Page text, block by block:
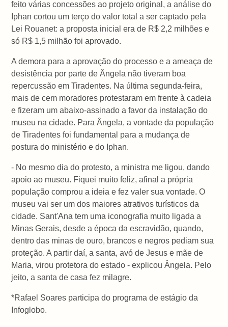
feito várias concessões ao projeto original, a análise do
Iphan cortou um terço do valor total a ser captado pela
Lei Rouanet: a proposta inicial era de R$ 2,2 milhões e
só R$ 1,5 milhão foi aprovado.
A demora para a aprovação do processo e a ameaça de
desistência por parte de Ângela não tiveram boa
repercussão em Tiradentes. Na última segunda-feira,
mais de cem moradores protestaram em frente à cadeia
e fizeram um abaixo-assinado a favor da instalação do
museu na cidade. Para Ângela, a vontade da população
de Tiradentes foi fundamental para a mudança de
postura do ministério e do Iphan.
- No mesmo dia do protesto, a ministra me ligou, dando
apoio ao museu. Fiquei muito feliz, afinal a própria
população comprou a ideia e fez valer sua vontade. O
museu vai ser um dos maiores atrativos turísticos da
cidade. Sant'Ana tem uma iconografia muito ligada a
Minas Gerais, desde a época da escravidão, quando,
dentro das minas de ouro, brancos e negros pediam sua
proteção. A partir daí, a santa, avó de Jesus e mãe de
Maria, virou protetora do estado - explicou Ângela. Pelo
jeito, a santa de casa fez milagre.
*Rafael Soares participa do programa de estágio da
Infoglobo.